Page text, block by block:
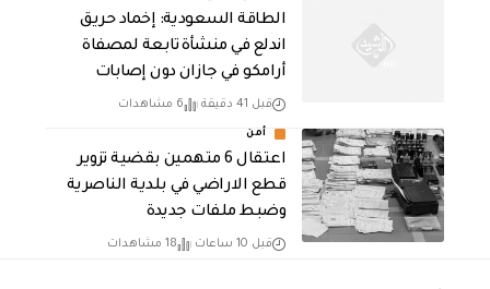
‏الطاقة السعودية: إخماد حريق
اندلع في منشأة تابعة لمصفاة
أرامكو في جازان دون إصابات
قبل 41 دقيقة 6 مشاهدات
أمن
اعتقال 6 متهمين بقضية تزوير
قطع الاراضي في بلدية الناصرية
وضبط ملفات جديدة
قبل 10 ساعات 18 مشاهدات